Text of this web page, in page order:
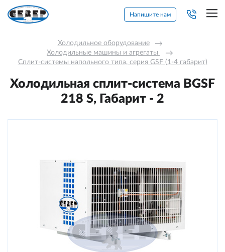
Напишите нам
Холодильное оборудование →
Холодильные машины и агрегаты →
Сплит-системы напольного типа, серия GSF (1-4 габарит)
Холодильная сплит-система BGSF
218 S, Габарит - 2